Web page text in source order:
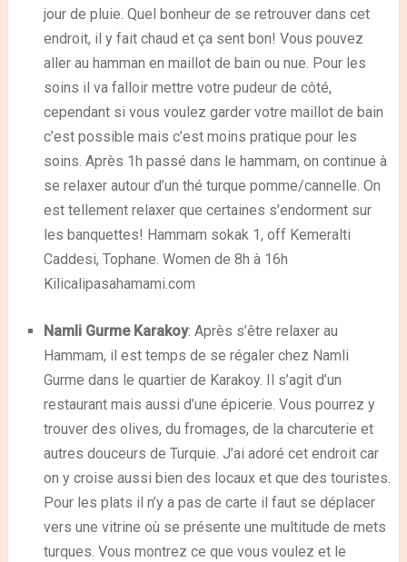
jour de pluie. Quel bonheur de se retrouver dans cet
endroit, il y fait chaud et ça sent bon! Vous pouvez
aller au hamman en maillot de bain ou nue. Pour les
soins il va falloir mettre votre pudeur de côté,
cependant si vous voulez garder votre maillot de bain
c’est possible mais c’est moins pratique pour les
soins. Après 1h passé dans le hammam, on continue à
se relaxer autour d’un thé turque pomme/cannelle. On
est tellement relaxer que certaines s’endorment sur
les banquettes! Hammam sokak 1, off Kemeralti
Caddesi, Tophane. Women de 8h à 16h
Kilicalipasahamami.com
Namli Gurme Karakoy: Après s’être relaxer au
Hammam, il est temps de se régaler chez Namli
Gurme dans le quartier de Karakoy. Il s’agit d’un
restaurant mais aussi d’une épicerie. Vous pourrez y
trouver des olives, du fromages, de la charcuterie et
autres douceurs de Turquie. J’ai adoré cet endroit car
on y croise aussi bien des locaux et que des touristes.
Pour les plats il n’y a pas de carte il faut se déplacer
vers une vitrine où se présente une multitude de mets
turques. Vous montrez ce que vous voulez et le